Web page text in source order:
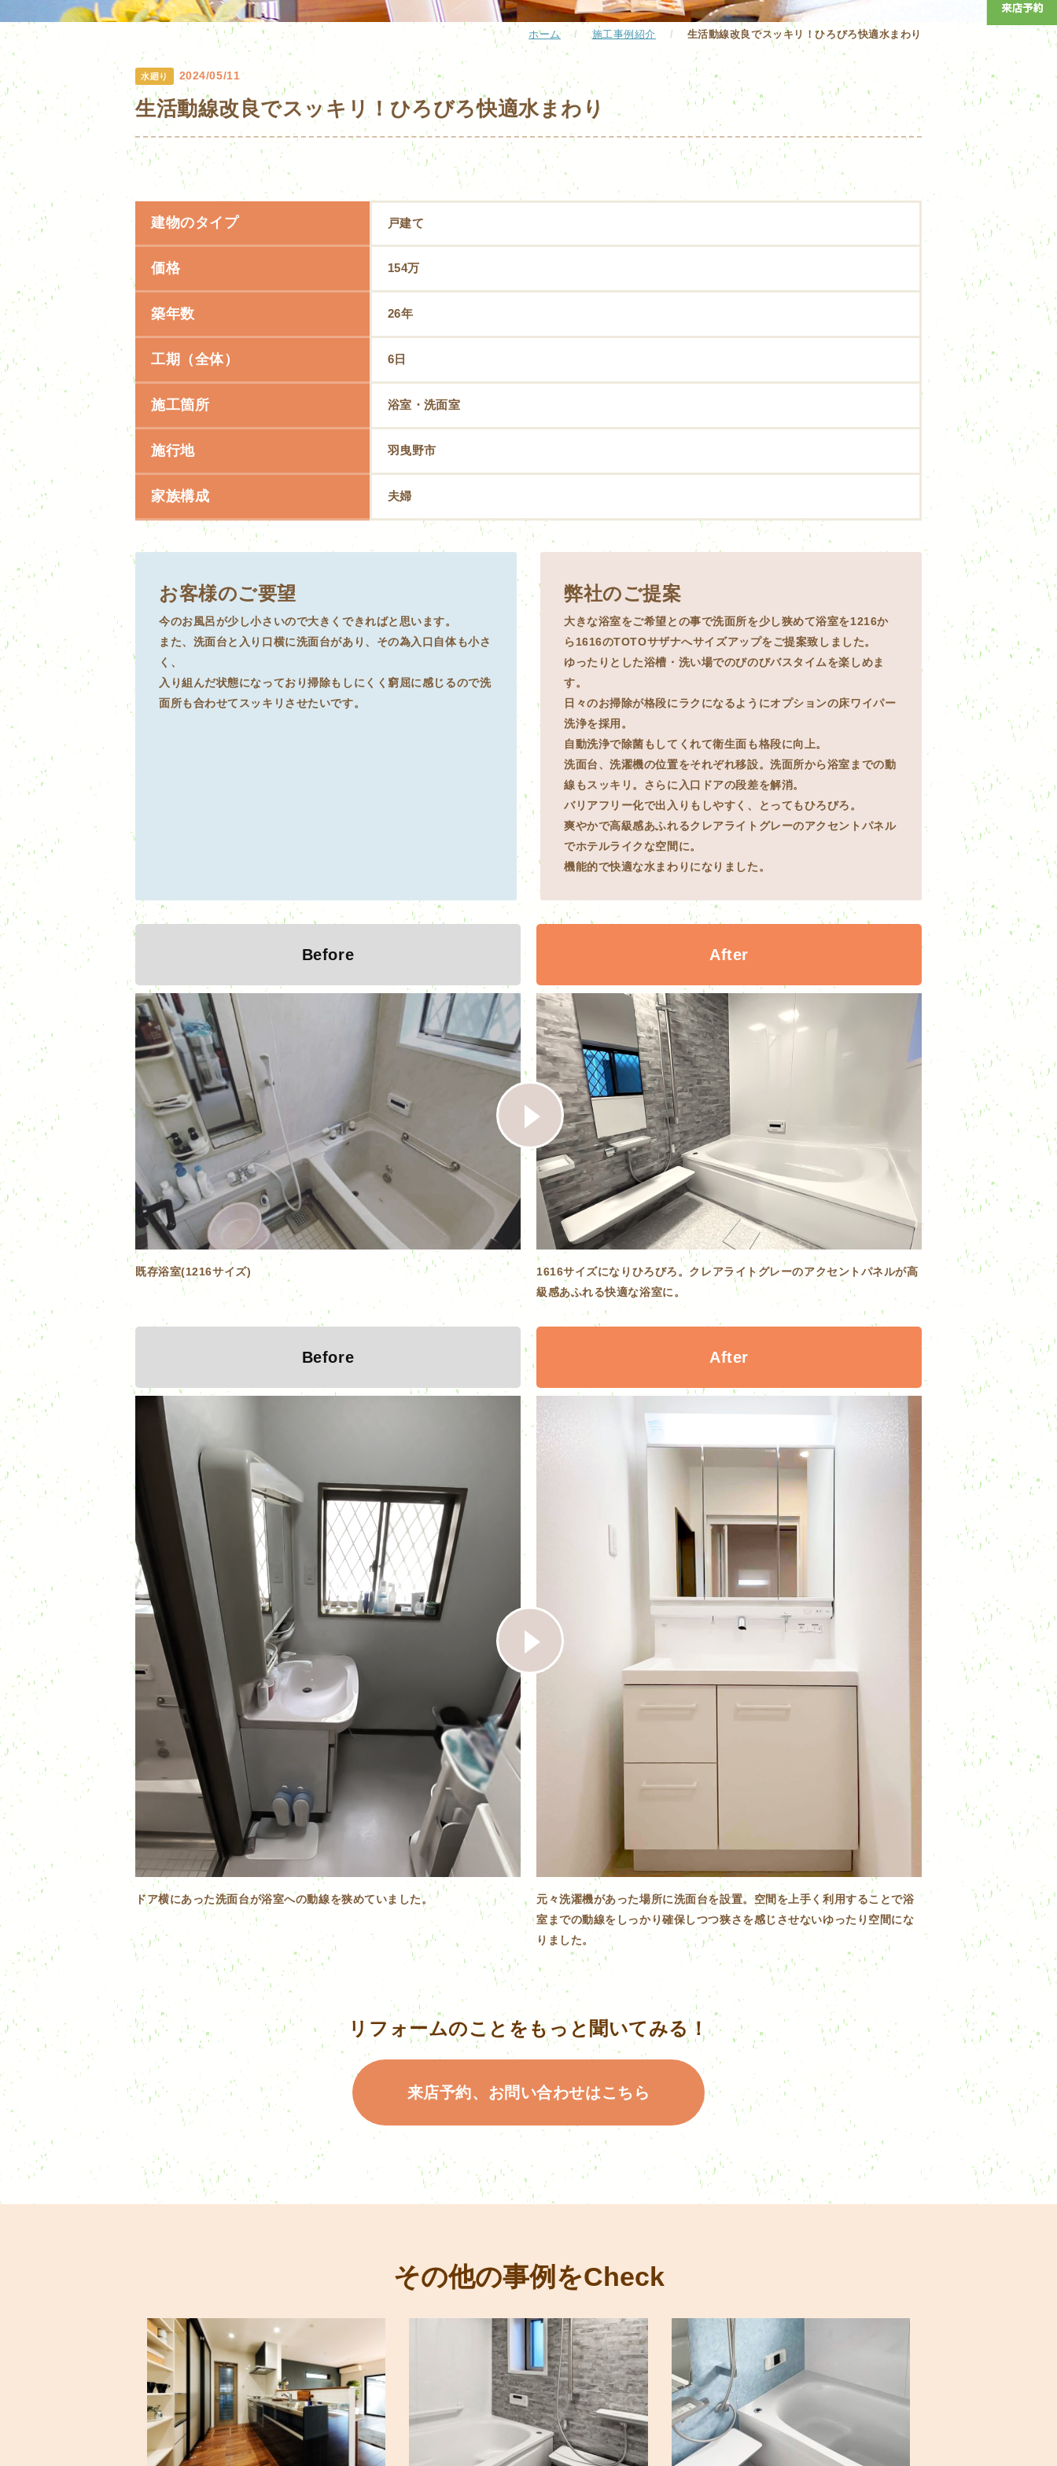
ホーム / 施工事例紹介 / 生活動線改良でスッキリ！ひろびろ快適水まわり
水廻り 2024/05/11
生活動線改良でスッキリ！ひろびろ快適水まわり
建物のタイプ 戸建て
価格 154万
築年数 26年
工期（全体） 6日
施工箇所 浴室・洗面室
施行地 羽曳野市
家族構成 夫婦
お客様のご要望
今のお風呂が少し小さいので大きくできればと思います。
また、洗面台と入り口横に洗面台があり、その為入口自体も小さ
く、
入り組んだ状態になっており掃除もしにくく窮屈に感じるので洗
面所も合わせてスッキリさせたいです。
弊社のご提案
大きな浴室をご希望との事で洗面所を少し狭めて浴室を1216か
ら1616のTOTOサザナへサイズアップをご提案致しました。
ゆったりとした浴槽・洗い場でのびのびバスタイムを楽しめま
す。
日々のお掃除が格段にラクになるようにオプションの床ワイパー
洗浄を採用。
自動洗浄で除菌もしてくれて衛生面も格段に向上。
洗面台、洗濯機の位置をそれぞれ移設。洗面所から浴室までの動
線もスッキリ。さらに入口ドアの段差を解消。
バリアフリー化で出入りもしやすく、とってもひろびろ。
爽やかで高級感あふれるクレアライトグレーのアクセントパネル
でホテルライクな空間に。
機能的で快適な水まわりになりました。
Before
既存浴室(1216サイズ)
After
1616サイズになりひろびろ。クレアライトグレーのアクセントパネルが高
級感あふれる快適な浴室に。
Before
ドア横にあった洗面台が浴室への動線を狭めていました。
After
元々洗濯機があった場所に洗面台を設置。空間を上手く利用することで浴
室までの動線をしっかり確保しつつ狭さを感じさせないゆったり空間にな
りました。
リフォームのことをもっと聞いてみる！
来店予約、お問い合わせはこちら
その他の事例をCheck